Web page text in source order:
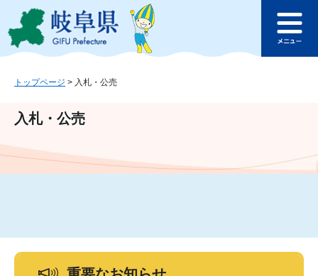
ジ
ュ
文
このページの本文へ
ュ
トップページ > 入札・公売
入札・公売